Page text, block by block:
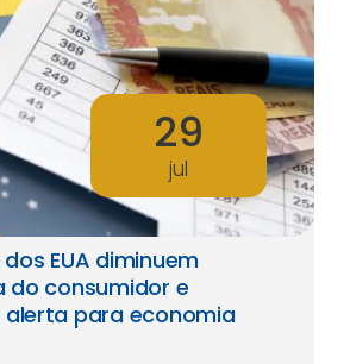
29
jul
EUA diminuem
do consumidor e
para economia